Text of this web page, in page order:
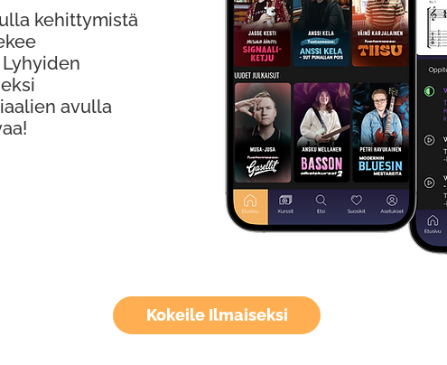
Kokeile Ilmaiseksi
kehittymistä
avulla